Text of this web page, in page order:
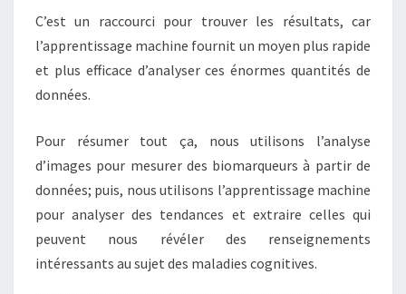
C’est un raccourci pour trouver les résultats, car
l’apprentissage machine fournit un moyen plus rapide
et plus efficace d’analyser ces énormes quantités de
données.
Pour résumer tout ça, nous utilisons l’analyse
d’images pour mesurer des biomarqueurs à partir de
données; puis, nous utilisons l’apprentissage machine
pour analyser des tendances et extraire celles qui
peuvent nous révéler des renseignements
intéressants au sujet des maladies cognitives.